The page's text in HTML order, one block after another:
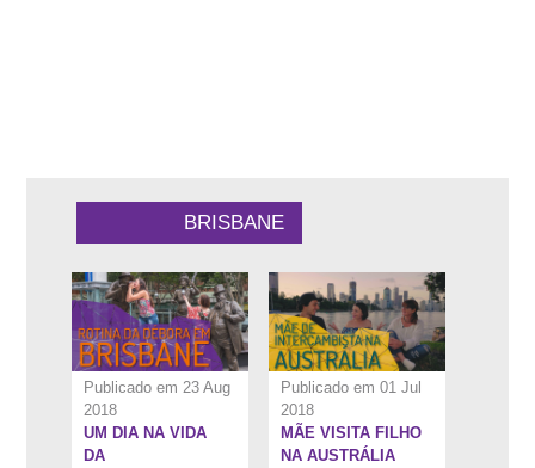
BRISBANE
Publicado em 23 Aug
2018
UM DIA NA VIDA
DA
Publicado em 01 Jul
2018
MÃE VISITA FILHO
NA AUSTRÁLIA12:7''